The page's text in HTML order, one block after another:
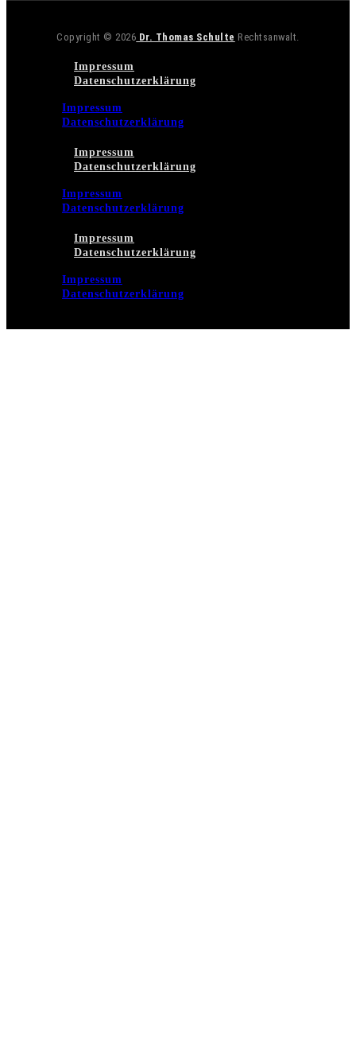
Copyright © 2026 Dr. Thomas Schulte Rechtsanwalt.
Impressum
Datenschutzerklärung
Impressum
Datenschutzerklärung
Impressum
Datenschutzerklärung
Impressum
Datenschutzerklärung
Impressum
Datenschutzerklärung
Impressum
Datenschutzerklärung